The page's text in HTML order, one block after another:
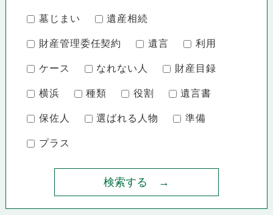
墓じまい 遺産相続
財産管理委任契約 遺言 利用
ケース なれない人 財産目録
横浜 種類 役割 遺言書
保佐人 選ばれる人物 準備
プラス